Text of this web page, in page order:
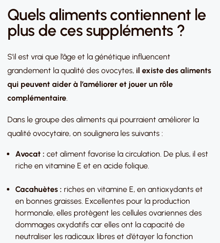
Quels aliments contiennent le
plus de ces suppléments ?
S’il est vrai que l’âge et la génétique influencent
grandement la qualité des ovocytes, il existe des aliments
qui peuvent aider à l’améliorer et jouer un rôle
complémentaire.
Dans le groupe des aliments qui pourraient améliorer la
qualité ovocytaire, on soulignera les suivants :
Avocat : cet aliment favorise la circulation. De plus, il est
riche en vitamine E et en acide folique.
Cacahuètes : riches en vitamine E, en antioxydants et
en bonnes graisses. Excellentes pour la production
hormonale, elles protègent les cellules ovariennes des
dommages oxydatifs car elles ont la capacité de
neutraliser les radicaux libres et d’étayer la fonction